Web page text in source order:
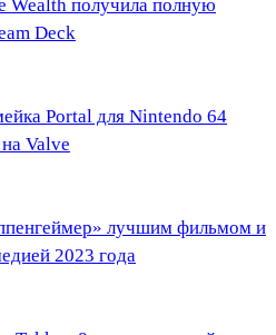
получила полную
Deck
Portal для Nintendo 64
Valve
лучшим фильмом и
2023 года